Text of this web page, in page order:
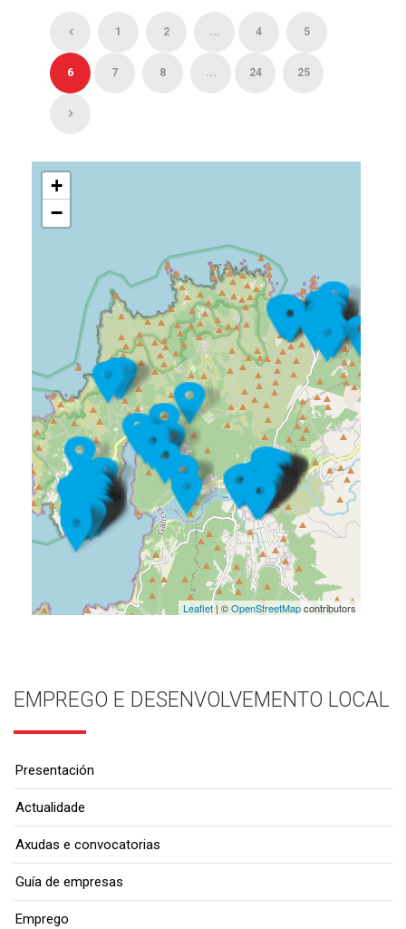
1 2 ... 4 5
6 7 8 ... 24 25
+
−
Leaflet| ©OpenStreetMapcontributors
EMPREGO E DESENVOLVEMENTO LOCAL
Presentación
Actualidade
Axudas e convocatorias
Guía de empresas
Emprego